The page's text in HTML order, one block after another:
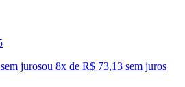
jurosou 8x de R$ 73,13 sem juros